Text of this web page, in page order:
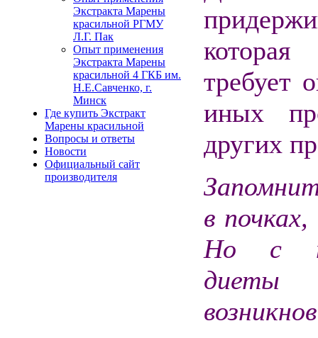
Экстракта Марены
красильной РГМУ
Л.Г. Пак
Опыт применения
Экстракта Марены
красильной 4 ГКБ им.
Н.Е.Савченко, г.
Минск
Где купить Экстракт
Марены красильной
Вопросы и ответы
Новости
Официальный сайт
производителя
требует
иных
других
в
Но с
диеты